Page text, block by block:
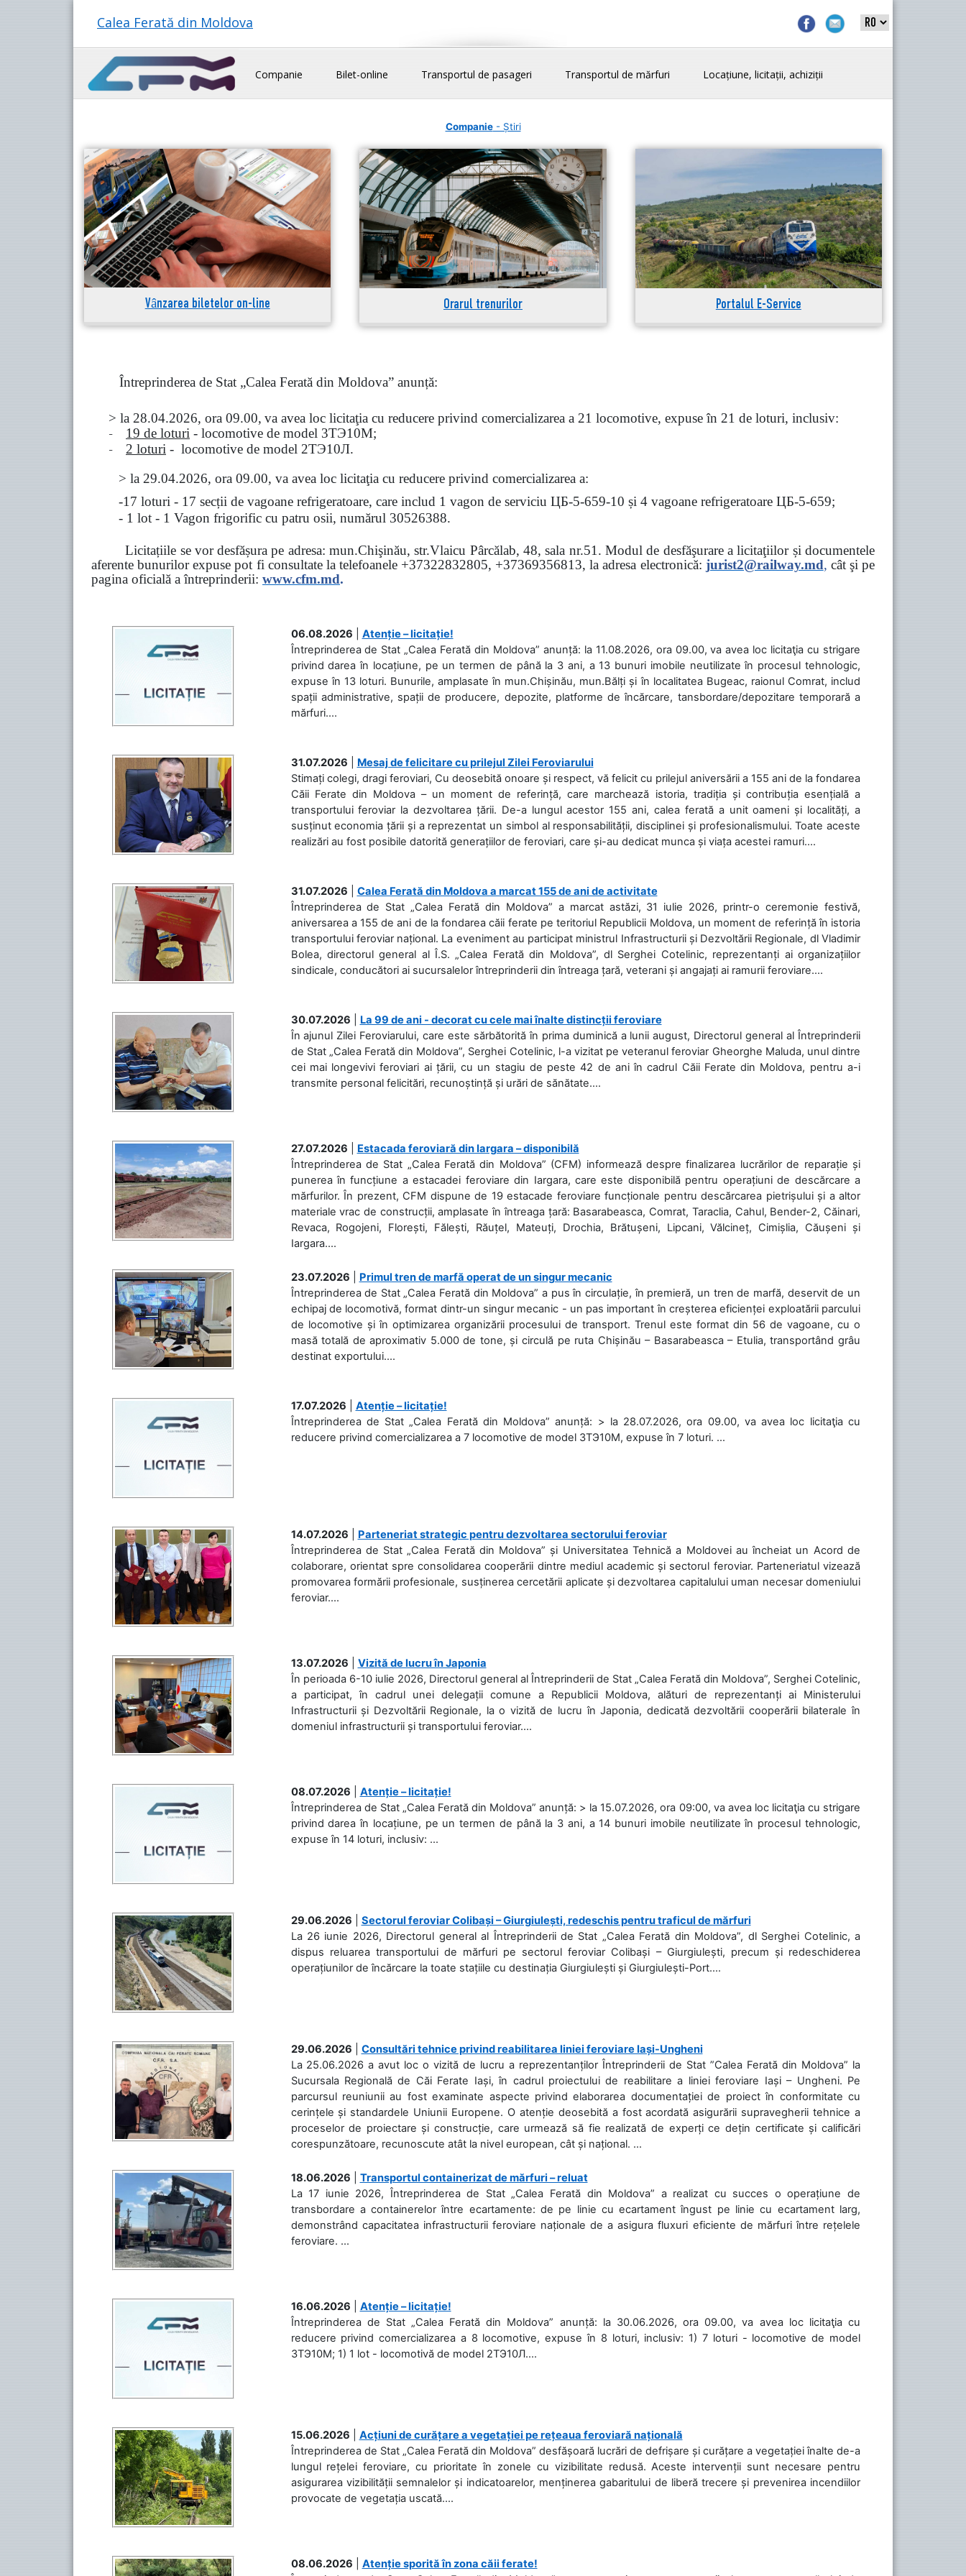
Calea Ferată din Moldova
Companie Bilet-online Transportul de pasageri Transportul de mărfuri Locațiune, licitații, achiziții
Companie- Știri
Vânzarea biletelor on-line Orarul trenurilor Portalul E-Service
Întreprinderea de Stat „Calea Ferată din Moldova” anunță:
> la 28.04.2026, ora 09.00, va avea loc licitaţia cu reducere privind comercializarea a 21 locomotive, expuse în 21 de loturi, inclusiv:
- 19 de loturi - locomotive de model 3ТЭ10М;
- 2 loturi - locomotive de model 2ТЭ10Л.
> la 29.04.2026, ora 09.00, va avea loc licitaţia cu reducere privind comercializarea a:
-17 loturi - 17 secții de vagoane refrigeratoare, care includ 1 vagon de serviciu ЦБ-5-659-10 și 4 vagoane refrigeratoare ЦБ-5-659;
- 1 lot - 1 Vagon frigorific cu patru osii, numărul 30526388.
Licitațiile se vor desfășura pe adresa: mun.Chişinău, str.Vlaicu Pârcălab, 48, sala nr.51.Modul de desfăşurare a licitaţiilor și documentele
aferente bunurilor expuse pot fi consultate la telefoanele +37322832805, +37369356813, la adresa electronică: jurist2@railway.md, cât şi pe
pagina oficială a întreprinderii: www.cfm.md.
06.08.2026
Atenție – licitație!
Întreprinderea de Stat „Calea Ferată din Moldova” anunță: la 11.08.2026, ora 09.00, va avea loc licitaţia cu strigare
privind darea în locațiune, pe un termen de până la 3 ani, a 13 bunuri imobile neutilizate în procesul tehnologic,
expuse în 13 loturi. Bunurile, amplasate în mun.Chișinău, mun.Bălți și în localitatea Bugeac, raionul Comrat, includ
spații administrative, spații de producere, depozite, platforme de încărcare, tansbordare/depozitare temporară a
mărfuri....
31.07.2026
Mesaj de felicitare cu prilejul Zilei Feroviarului
Stimați colegi, dragi feroviari, Cu deosebită onoare și respect, vă felicit cu prilejul aniversării a 155 ani de la fondarea
Căii Ferate din Moldova – un moment de referință, care marchează istoria, tradiția și contribuția esențială a
transportului feroviar la dezvoltarea țării. De-a lungul acestor 155 ani, calea ferată a unit oameni și localități, a
susținut economia țării și a reprezentat un simbol al responsabilității, disciplinei și profesionalismului. Toate aceste
realizări au fost posibile datorită generațiilor de feroviari, care și-au dedicat munca și viața acestei ramuri....
31.07.2026
Calea Ferată din Moldova a marcat 155 de ani de activitate
Întreprinderea de Stat „Calea Ferată din Moldova” a marcat astăzi, 31 iulie 2026, printr-o ceremonie festivă,
aniversarea a 155 de ani de la fondarea căii ferate pe teritoriul Republicii Moldova, un moment de referință în istoria
transportului feroviar național. La eveniment au participat ministrul Infrastructurii și Dezvoltării Regionale, dl Vladimir
Bolea, directorul general al Î.S. „Calea Ferată din Moldova”, dl Serghei Cotelinic, reprezentanți ai organizațiilor
sindicale, conducători ai sucursalelor întreprinderii din întreaga țară, veterani și angajați ai ramurii feroviare....
30.07.2026
La 99 de ani - decorat cu cele mai înalte distincții feroviare
În ajunul Zilei Feroviarului, care este sărbătorită în prima duminică a lunii august, Directorul general al Întreprinderii
de Stat „Calea Ferată din Moldova”, Serghei Cotelinic, l-a vizitat pe veteranul feroviar Gheorghe Maluda, unul dintre
cei mai longevivi feroviari ai țării, cu un stagiu de peste 42 de ani în cadrul Căii Ferate din Moldova, pentru a-i
transmite personal felicitări, recunoștință și urări de sănătate....
27.07.2026
Estacada feroviară din Iargara – disponibilă
Întreprinderea de Stat „Calea Ferată din Moldova” (CFM) informează despre finalizarea lucrărilor de reparație și
punerea în funcțiune a estacadei feroviare din Iargara, care este disponibilă pentru operațiuni de descărcare a
mărfurilor. În prezent, CFM dispune de 19 estacade feroviare funcționale pentru descărcarea pietrișului și a altor
materiale vrac de construcții, amplasate în întreaga țară: Basarabeasca, Comrat, Taraclia, Cahul, Bender-2, Căinari,
Revaca, Rogojeni, Florești, Fălești, Răuțel, Mateuți, Drochia, Brătușeni, Lipcani, Vălcineț, Cimișlia, Căușeni și
Iargara....
23.07.2026
Primul tren de marfă operat de un singur mecanic
Întreprinderea de Stat „Calea Ferată din Moldova” a pus în circulație, în premieră, un tren de marfă, deservit de un
echipaj de locomotivă, format dintr-un singur mecanic - un pas important în creșterea eficienței exploatării parcului
de locomotive și în optimizarea organizării procesului de transport. Trenul este format din 56 de vagoane, cu o
masă totală de aproximativ 5.000 de tone, și circulă pe ruta Chișinău – Basarabeasca – Etulia, transportând grâu
destinat exportului....
17.07.2026
Atenție – licitație!
Întreprinderea de Stat „Calea Ferată din Moldova” anunță: > la 28.07.2026, ora 09.00, va avea loc licitaţia cu
reducere privind comercializarea a 7 locomotive de model 3ТЭ10М, expuse în 7 loturi. ...
14.07.2026
Parteneriat strategic pentru dezvoltarea sectorului feroviar
Întreprinderea de Stat „Calea Ferată din Moldova” și Universitatea Tehnică a Moldovei au încheiat un Acord de
colaborare, orientat spre consolidarea cooperării dintre mediul academic și sectorul feroviar. Parteneriatul vizează
promovarea formării profesionale, susținerea cercetării aplicate și dezvoltarea capitalului uman necesar domeniului
feroviar....
13.07.2026
Vizită de lucru în Japonia
În perioada 6-10 iulie 2026, Directorul general al Întreprinderii de Stat „Calea Ferată din Moldova”, Serghei Cotelinic,
a participat, în cadrul unei delegații comune a Republicii Moldova, alături de reprezentanți ai Ministerului
Infrastructurii și Dezvoltării Regionale, la o vizită de lucru în Japonia, dedicată dezvoltării cooperării bilaterale în
domeniul infrastructurii și transportului feroviar....
08.07.2026
Atenție – licitație!
Întreprinderea de Stat „Calea Ferată din Moldova” anunță: > la 15.07.2026, ora 09:00, va avea loc licitaţia cu strigare
privind darea în locațiune, pe un termen de până la 3 ani, a 14 bunuri imobile neutilizate în procesul tehnologic,
expuse în 14 loturi, inclusiv: ...
29.06.2026
Sectorul feroviar Colibași – Giurgiulești, redeschis pentru traficul de mărfuri
La 26 iunie 2026, Directorul general al Întreprinderii de Stat „Calea Ferată din Moldova”, dl Serghei Cotelinic, a
dispus reluarea transportului de mărfuri pe sectorul feroviar Colibași – Giurgiulești, precum și redeschiderea
operațiunilor de încărcare la toate stațiile cu destinația Giurgiulești și Giurgiulești-Port....
29.06.2026
Consultări tehnice privind reabilitarea liniei feroviare Iași-Ungheni
La 25.06.2026 a avut loc o vizită de lucru a reprezentanților Întreprinderii de Stat ”Calea Ferată din Moldova” la
Sucursala Regională de Căi Ferate Iași, în cadrul proiectului de reabilitare a liniei feroviare Iași – Ungheni. Pe
parcursul reuniunii au fost examinate aspecte privind elaborarea documentației de proiect în conformitate cu
cerințele și standardele Uniunii Europene. O atenție deosebită a fost acordată asigurării supravegherii tehnice a
proceselor de proiectare și construcție, care urmează să fie realizată de experți ce dețin certificate și calificări
corespunzătoare, recunoscute atât la nivel european, cât și național. ...
18.06.2026
Transportul containerizat de mărfuri – reluat
La 17 iunie 2026, Întreprinderea de Stat „Calea Ferată din Moldova” a realizat cu succes o operațiune de
transbordare a containerelor între ecartamente: de pe linie cu ecartament îngust pe linie cu ecartament larg,
demonstrând capacitatea infrastructurii feroviare naționale de a asigura fluxuri eficiente de mărfuri între rețelele
feroviare. ...
16.06.2026
Atenție – licitație!
Întreprinderea de Stat „Calea Ferată din Moldova” anunță: la 30.06.2026, ora 09.00, va avea loc licitaţia cu
reducere privind comercializarea a 8 locomotive, expuse în 8 loturi, inclusiv: 1) 7 loturi - locomotive de model
3ТЭ10М; 1) 1 lot - locomotivă de model 2ТЭ10Л....
15.06.2026
Acțiuni de curățare a vegetației pe rețeaua feroviară națională
Întreprinderea de Stat „Calea Ferată din Moldova” desfășoară lucrări de defrișare și curățare a vegetației înalte de-a
lungul rețelei feroviare, cu prioritate în zonele cu vizibilitate redusă. Aceste intervenții sunt necesare pentru
asigurarea vizibilității semnalelor și indicatoarelor, menținerea gabaritului de liberă trecere și prevenirea incendiilor
provocate de vegetația uscată....
08.06.2026
Atenție sporită în zona căii ferate!